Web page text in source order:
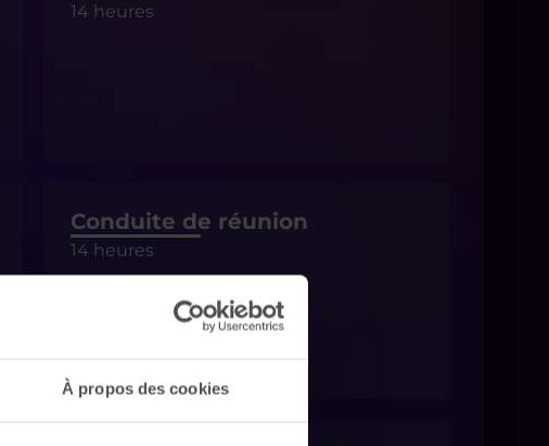
À propos des cookies
14 heures
Conduite de réunion
14 heures